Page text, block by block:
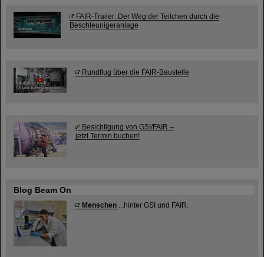
FAIR-Trailer: Der Weg der Teilchen durch die
Beschleunigeranlage
Rundflug über die FAIR-Baustelle
Besichtigung von GSI/FAIR –
jetzt Termin buchen!
Blog Beam On
Menschen ...hinter GSI und FAIR.